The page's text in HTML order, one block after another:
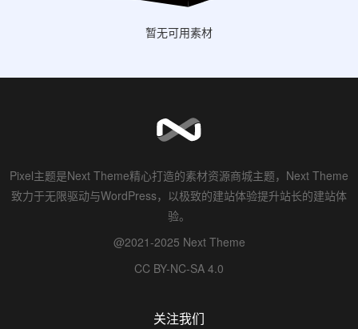
暂无可用素材
Pixel主题是Next Theme精心打造的素材资源商城主题，Next Theme
致力于无限驱动与WordPress，以极致的建站体验提升站长的建站体
验。
@2021-2025 Next Theme
CC BY-NC-SA 4.0
关注我们